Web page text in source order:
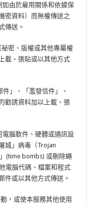
如由於雇用關係和依據保
密資料）而無權傳送之
傳送。
密、版權或其他專屬權
載、張貼或以其他方式
」、「濫發信件」、
勸誘資料加以上載、張
電腦軟件、硬體或通訊設
城」病毒（Trojan
(time bombs) 或刪除蠅
電腦代碼、檔案和程式
件或以其他方式傳送。
，或使本服務其他使用